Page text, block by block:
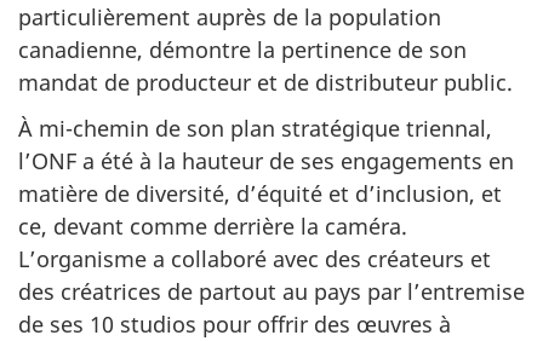
particulièrement auprès de la population
canadienne, démontre la pertinence de son
mandat de producteur et de distributeur public.
À mi-chemin de son plan stratégique triennal,
l’ONF a été à la hauteur de ses engagements en
matière de diversité, d’équité et d’inclusion, et
ce, devant comme derrière la caméra.
L’organisme a collaboré avec des créateurs et
des créatrices de partout au pays par l’entremise
de ses 10 studios pour offrir des œuvres à